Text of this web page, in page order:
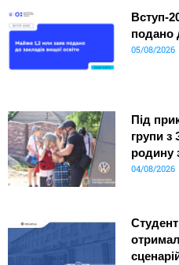
Вступ-
подано
05/08/2026
Під
групи з
родину
04/08/2026